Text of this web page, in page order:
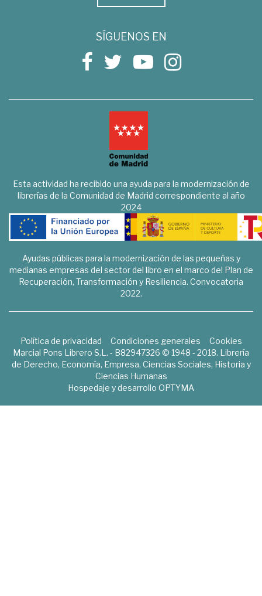
SÍGUENOS EN
Esta actividad ha recibido una ayuda para la modernización de
librerías de la Comunidad de Madrid correspondiente al año
2024
Ayudas públicas para la modernización de las pequeñas y
medianas empresas del sector del libro en el marco del Plan de
Recuperación, Transformación y Resiliencia. Convocatoria
2022.
Política de privacidad Condiciones generales
Cookies
Marcial Pons Librero S.L. - B82947326 © 1948 - 2018. Librería
de Derecho, Economía, Empresa, Ciencias Sociales, Historia y
Ciencias Humanas
Hospedaje y desarrollo OPTYMA